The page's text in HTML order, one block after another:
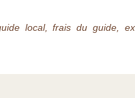
local, frais du guide,